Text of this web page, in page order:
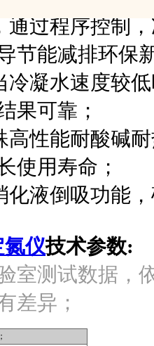
通过程序控制
节能减排环保
冷凝水速度较
果可靠；
高性能耐酸碱
使用寿命；
化液倒吸功能
氮仪技术参数:
室测试数据，
差异；